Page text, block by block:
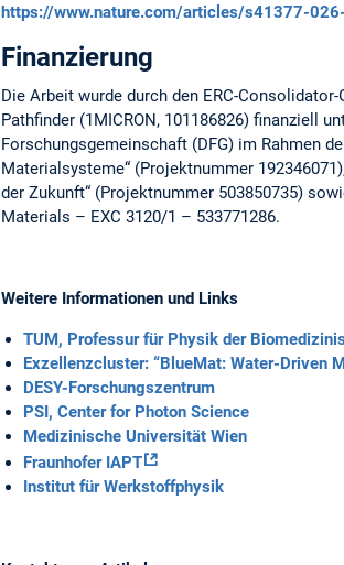
https://www.nature.com/articles/s41377-
Finanzierung
Die Arbeit wurde durch den ERC-Consolidator-
Pathfinder (1MICRON, 101186826) finanziell
Forschungsgemeinschaft (DFG) im Rahmen
Materialsysteme“ (Projektnummer
der Zukunft“ (Projektnummer 503850735)
Materials – EXC 3120/1 – 533771286.
Weitere Informationen und Links
TUM, Professur für Physik der
Exzellenzcluster: “BlueMat: Water-Driven
DESY-Forschungszentrum
PSI, Center for Photon Science
Medizinische Universität Wien
Fraunhofer IAPT
Institut für Werkstoffphysik